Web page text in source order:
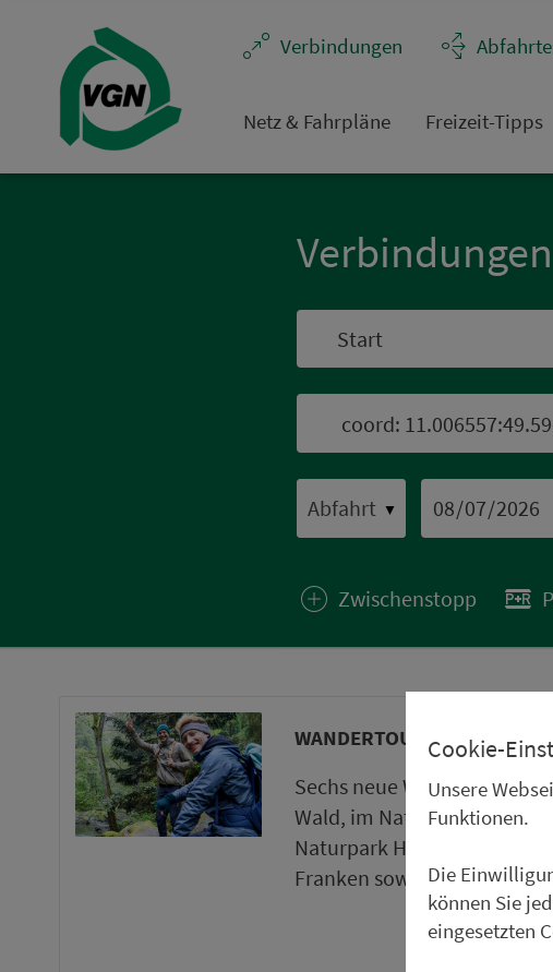
Ver­bin­dungen
Netz & Fahrpläne Frei­zeit-Tipps
Ver­bin­dungen
▼
Zwischenstopp
WANDERTOUREN UND
Sechs neue Wandertouren
Wald, im Naturpark
Naturpark Haßberge und im
Franken sowie ein neuer
Cookie-
Unsere
Funktionen.
Die
können Sie
eingesetzten